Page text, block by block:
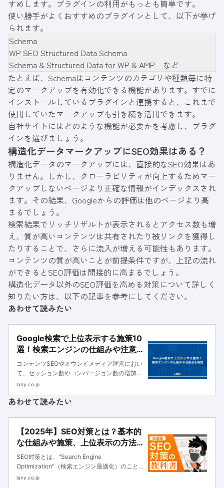
すめします。プラグインの利用がもっとも簡単です。
使い勝手がよくおすすめのプラグインとして、以下が挙げ
られます。
Schema
WP SEO Structured Data Schema
Schema & Structured Data for WP & AMP など
たとえば、Schemaはコンテンツのカテゴリや種類毎に特
定のマークアップを有効化できる機能があります。すでに
インストールしているプラグインと連携すると、これまで
使用していたマークアップも引き続き活用できます。
自社サイトにはどのような機能が必要かを考慮し、プラグ
インを選びましょう。
構造化データマークアップにSEO効果はある？
構造化データのマークアップには、直接的なSEO効果はあ
りません。しかし、クローラビリティが向上するためマー
クアップしないページより正確な情報がインデックスされ
ます。その結果、Googleからの評価は他のページより高
まるでしょう。
検索結果でリッチリザルトが表示されるとアクセス数も増
え、質が高いコンテンツは共有されたり被リンクを獲得し
たりすることで、さらに流入が増える可能性もあります。
コンテンツの質が高いことが前提条件ですが、上記の流れ
ができるとSEO評価は間接的に高まるでしょう。
構造化データ以外のSEO評価を高める対策について詳しく
知りたい方は、以下の記事を参考にしてください。
あわせて読みたい
Google検索で上位表示する施策10
選！検索エンジンの仕組みや注意
点も解説
コンテンツSEOやオウンドメディア運営におい
て、セッション数やコンバージョン数の増加を
実現するためには、Google検索での上位表示
ジンからユーザーに閲覧される機会が増え、認
lany.co.jp
あわせて読みたい
【2025年】SEO対策とは？基本的
な仕組みや施策、上位表示の方法
を事例に基づき解説｜株式会社
LANY | 企業のグロースパートナー
(The Growth Partner)
SEO対策とは、"Search Engine
Optimization"（検索エンジン最適化）のこと
です。Googleをはじめとする検索エンジン経
lany.co.jp